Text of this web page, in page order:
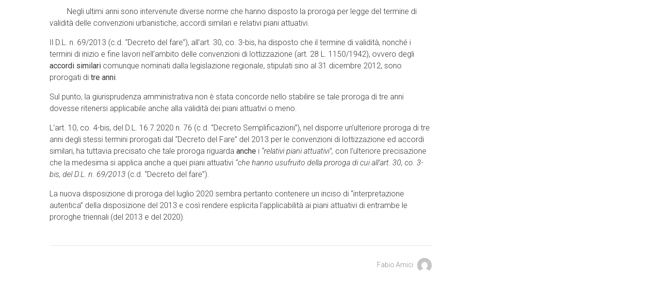
Negli ultimi anni sono intervenute diverse norme che hanno disposto la proroga per legge del termine di
validità delle convenzioni urbanistiche, accordi similari e relativi piani attuativi.
Il D.L. n. 69/2013 (c.d. “Decreto del fare”), all’art. 30, co. 3-bis, ha disposto che il termine di validità, nonché i
termini di inizio e fine lavori nell’ambito delle convenzioni di lottizzazione (art. 28 L. 1150/1942), ovvero degli
accordi similari comunque nominati dalla legislazione regionale, stipulati sino al 31 dicembre 2012, sono
prorogati di tre anni.
Sul punto, la giurisprudenza amministrativa non è stata concorde nello stabilire se tale proroga di tre anni
dovesse ritenersi applicabile anche alla validità dei piani attuativi o meno.
L’art. 10, co. 4-bis, del D.L. 16.7.2020 n. 76 (c.d. “Decreto Semplificazioni”), nel disporre un’ulteriore proroga di tre
anni degli stessi termini prorogati dal “Decreto del Fare” del 2013 per le convenzioni di lottizzazione ed accordi
similari, ha tuttavia precisato che tale proroga riguarda anche i “relativi piani attuativi”, con l’ulteriore precisazione
che la medesima si applica anche a quei piani attuativi “che hanno usufruito della proroga di cui all’art. 30, co. 3-
bis, del D.L. n. 69/2013 (c.d. “Decreto del fare”).
La nuova disposizione di proroga del luglio 2020 sembra pertanto contenere un inciso di “interpretazione
autentica” della disposizione del 2013 e così rendere esplicita l’applicabilità ai piani attuativi di entrambe le
proroghe triennali (del 2013 e del 2020).
Fabio Amici